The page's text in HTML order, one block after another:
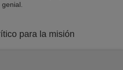
genial.
para la misión